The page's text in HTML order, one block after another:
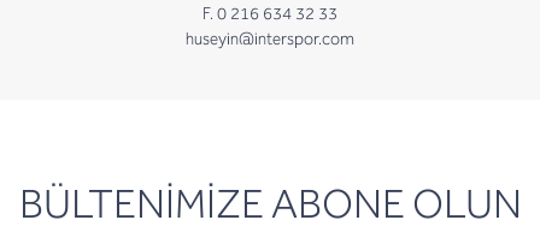
F. 0 216 634 32 33
huseyin@interspor.com
BÜLTENİMİZE ABONE OLUN
newsletter